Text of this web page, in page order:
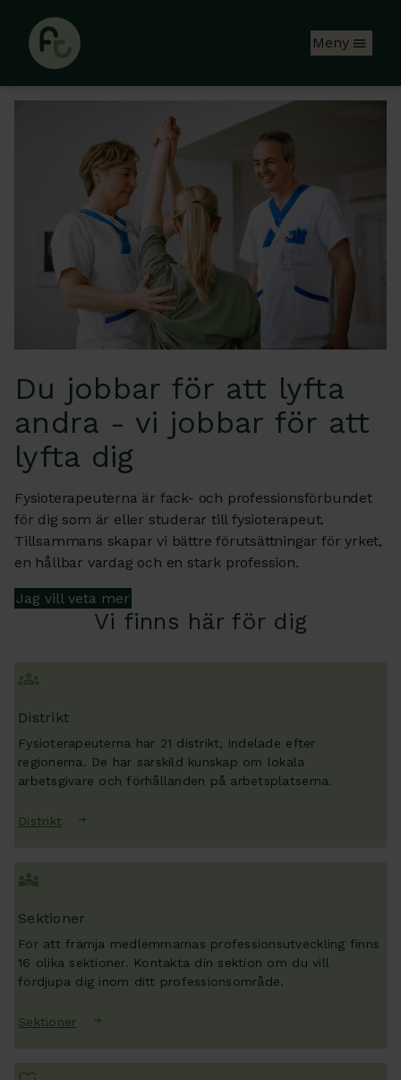
Meny
Du jobbar för att lyfta
andra - vi jobbar för att
lyfta dig
Fysioterapeuterna är fack- och professionsförbundet
för dig som är eller studerar till fysioterapeut.
Tillsammans skapar vi bättre förutsättningar för yrket,
en hållbar vardag och en stark profession.
Jag vill veta mer
Vi finns här för dig
Distrikt
Fysioterapeuterna har 21 distrikt, indelade efter
regionerna. De har särskild kunskap om lokala
arbetsgivare och förhållanden på arbetsplatserna.
Distrikt
Sektioner
För att främja medlemmarnas professionsutveckling finns
16 olika sektioner. Kontakta din sektion om du vill
fördjupa dig inom ditt professionsområde.
Sektioner